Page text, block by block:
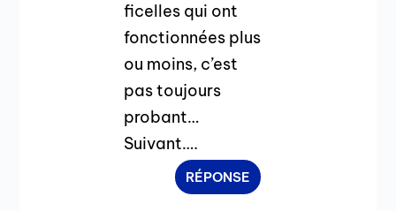
ficelles qui ont
fonctionnées plus
ou moins, c’est
pas toujours
probant…
Suivant….
RÉPONSE